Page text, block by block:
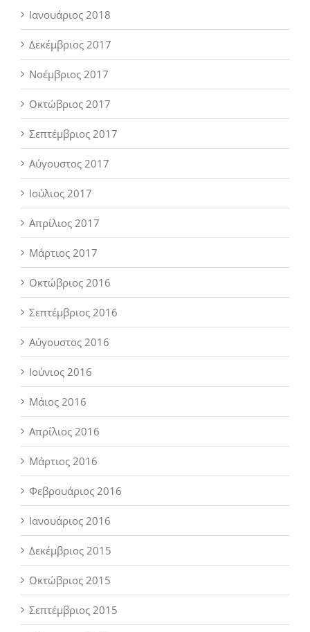
Ιανουάριος 2018
Δεκέμβριος 2017
Νοέμβριος 2017
Οκτώβριος 2017
Σεπτέμβριος 2017
Αύγουστος 2017
Ιούλιος 2017
Απρίλιος 2017
Μάρτιος 2017
Οκτώβριος 2016
Σεπτέμβριος 2016
Αύγουστος 2016
Ιούνιος 2016
Μάιος 2016
Απρίλιος 2016
Μάρτιος 2016
Φεβρουάριος 2016
Ιανουάριος 2016
Δεκέμβριος 2015
Οκτώβριος 2015
Σεπτέμβριος 2015